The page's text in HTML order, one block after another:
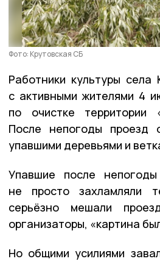
Фото: Крутовская СБ
Работники культуры села
с активными жителями 4
по очистке территории
После непогоды проезд
упавшими деревьями и
Упавшие после
не просто захламляли
серьёзно мешали
организаторы, «картина
Но общими усилиями